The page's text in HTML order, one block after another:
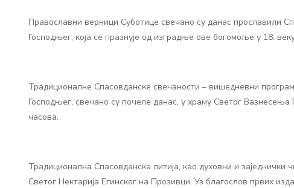
Православни верници Суботице свечано су данас прославили
Господњег, која се празнује од изградње ове богомоље у 18.
Традиционалне Спасовданске свечаности – вишедневни
Господњег, свечано су почеле данас, у храму Светог Вазнесења
часова.
Традиционална Спасовданска литија, као духовни и
Светог Нектарија Егинског на Прозивци. Уз благослов првих